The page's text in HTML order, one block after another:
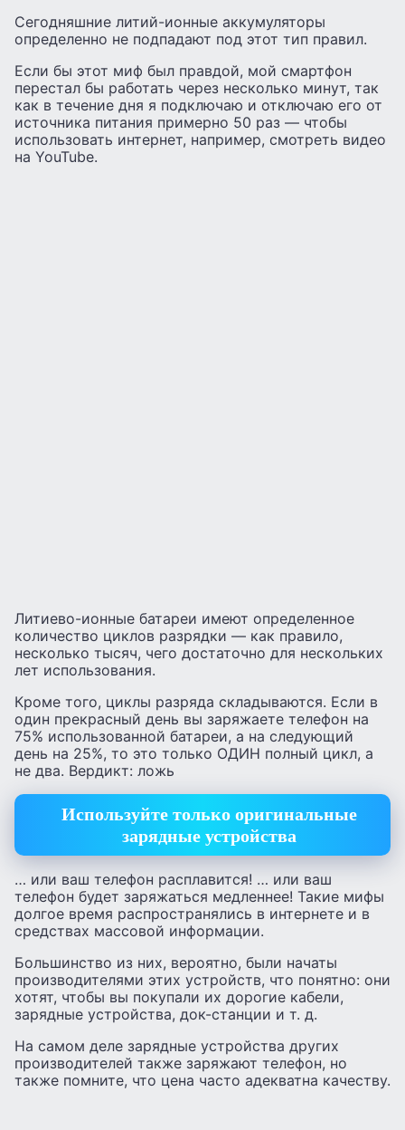
Сегодняшние литий-ионные аккумуляторы
определенно не подпадают под этот тип правил.
Если бы этот миф был правдой, мой смартфон
перестал бы работать через несколько минут, так
как в течение дня я подключаю и отключаю его от
источника питания примерно 50 раз — чтобы
использовать интернет, например, смотреть видео
на YouTube.
Литиево-ионные батареи имеют определенное
количество циклов разрядки — как правило,
несколько тысяч, чего достаточно для нескольких
лет использования.
Кроме того, циклы разряда складываются. Если в
один прекрасный день вы заряжаете телефон на
75% использованной батареи, а на следующий
день на 25%, то это только ОДИН полный цикл, а
не два. Вердикт: ложь
Используйте только оригинальные
зарядные устройства
… или ваш телефон расплавится! … или ваш
телефон будет заряжаться медленнее! Такие мифы
долгое время распространялись в интернете и в
средствах массовой информации.
Большинство из них, вероятно, были начаты
производителями этих устройств, что понятно: они
хотят, чтобы вы покупали их дорогие кабели,
зарядные устройства, док-станции и т. д.
На самом деле зарядные устройства других
производителей также заряжают телефон, но
также помните, что цена часто адекватна качеству.